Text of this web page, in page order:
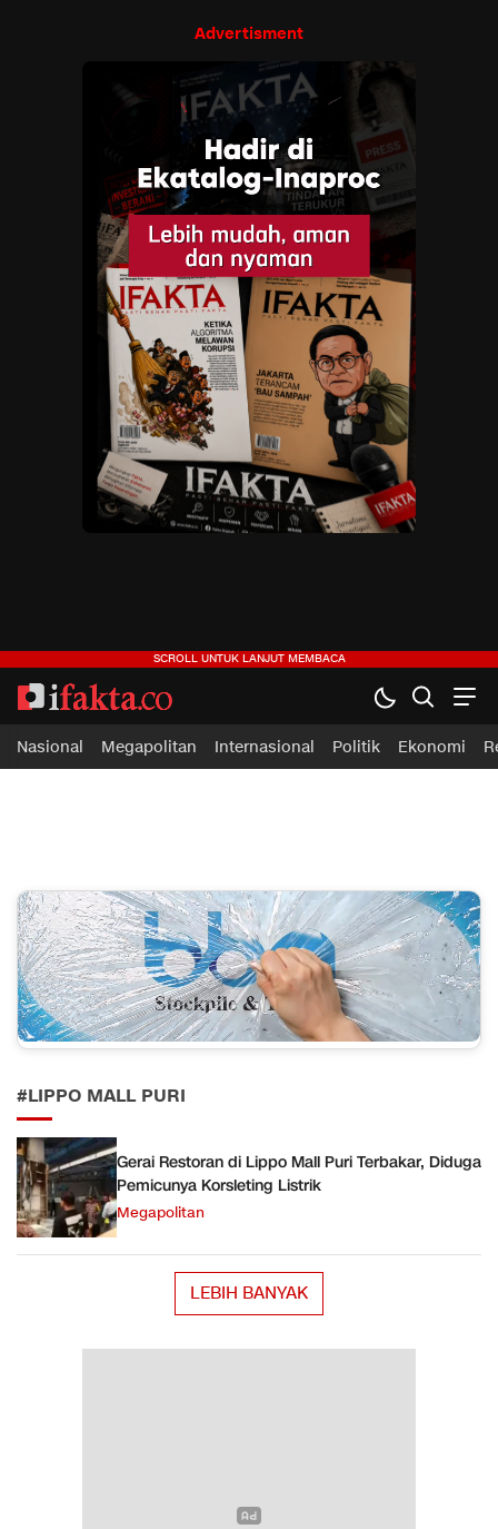
Advertisment
ifakta.co
#pastibenar
Nasional Megapolitan Internasional Politik Ekonomi
#LIPPO MALL PURI
Gerai Restoran di Lippo Mall Puri Terbakar, Diduga
Pemicunya Korsleting Listrik
Megapolitan
LEBIH BANYAK